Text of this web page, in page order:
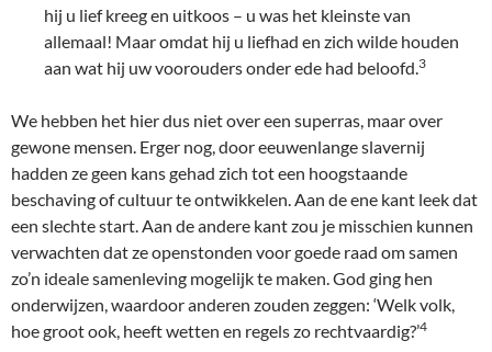
hij u lief kreeg en uitkoos – u was het kleinste van
allemaal! Maar omdat hij u liefhad en zich wilde houden
aan wat hij uw voorouders onder ede had beloofd.3
We hebben het hier dus niet over een superras, maar over
gewone mensen. Erger nog, door eeuwenlange slavernij
hadden ze geen kans gehad zich tot een hoogstaande
beschaving of cultuur te ontwikkelen. Aan de ene kant leek dat
een slechte start. Aan de andere kant zou je misschien kunnen
verwachten dat ze openstonden voor goede raad om samen
zo’n ideale samenleving mogelijk te maken. God ging hen
onderwijzen, waardoor anderen zouden zeggen: ‘Welk volk,
hoe groot ook, heeft wetten en regels zo rechtvaardig?’4